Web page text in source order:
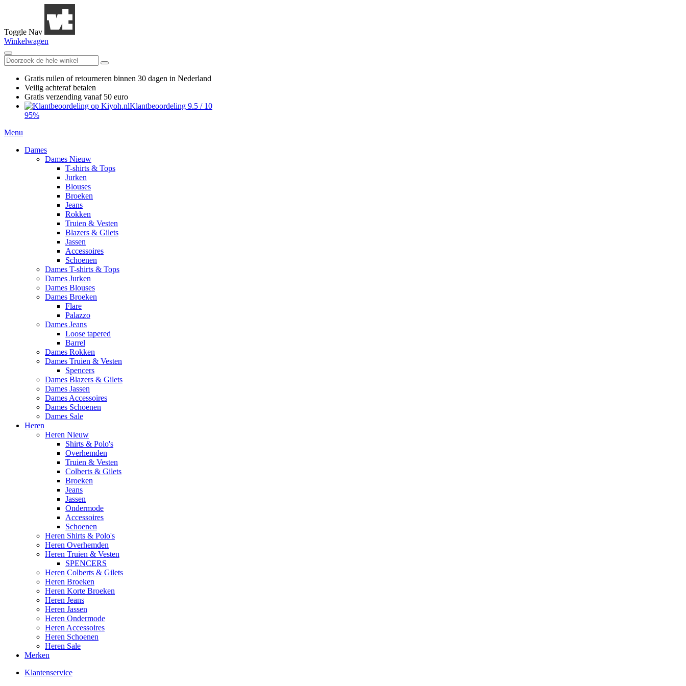
Toggle Nav
Winkelwagen
Gratis ruilen of retourneren binnen 30 dagen in Nederland
Veilig achteraf betalen
Gratis verzending vanaf 50 euro
Klantbeoordeling 9.5 / 10
95%
Menu
Dames
Dames Nieuw
T-shirts & Tops
Jurken
Blouses
Broeken
Jeans
Rokken
Truien & Vesten
Blazers & Gilets
Jassen
Accessoires
Schoenen
Dames T-shirts & Tops
Dames Jurken
Dames Blouses
Dames Broeken
Flare
Palazzo
Dames Jeans
Loose tapered
Barrel
Dames Rokken
Dames Truien & Vesten
Spencers
Dames Blazers & Gilets
Dames Jassen
Dames Accessoires
Dames Schoenen
Dames Sale
Heren
Heren Nieuw
Shirts & Polo's
Overhemden
Truien & Vesten
Colberts & Gilets
Broeken
Jeans
Jassen
Ondermode
Accessoires
Schoenen
Heren Shirts & Polo's
Heren Overhemden
Heren Truien & Vesten
SPENCERS
Heren Colberts & Gilets
Heren Broeken
Heren Korte Broeken
Heren Jeans
Heren Jassen
Heren Ondermode
Heren Accessoires
Heren Schoenen
Heren Sale
Merken
Klantenservice